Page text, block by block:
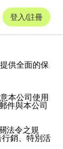
登入/註冊
供全面的保
本公司使用
件與本公司
法令之規
銷、特別活